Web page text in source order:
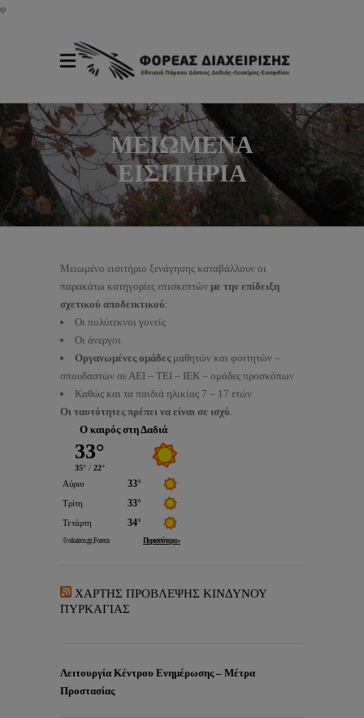
φ
ΜΕΙΩΜΕΝΑ
ΕΙΣΙΤΗΡΙΑ
Μειωμένο εισιτήριο ξενάγησης καταβάλλουν οι
παρακάτω κατηγορίες επισκεπτών με την επίδειξη
σχετικού αποδεικτικού:
Οι πολύτεκνοι γονείς
Οι άνεργοι
Οργανωμένες ομάδεςμαθητών και φοιτητών –
σπουδαστών σε ΑΕΙ – ΤΕΙ – ΙΕΚ – ομάδες προσκόπων
Καθώς και τα παιδιά ηλικίας 7 – 17 ετών
Οι ταυτότητες πρέπει να είναι σε ισχύ.
Ο καιρός στη Δαδιά
ΧΑΡΤΗΣ ΠΡΟΒΛΕΨΗΣ ΚΙΝΔΥΝΟΥ
ΠΥΡΚΑΓΙΑΣ
Λειτουργία Κέντρου Ενημέρωσης – Μέτρα
Προστασίας